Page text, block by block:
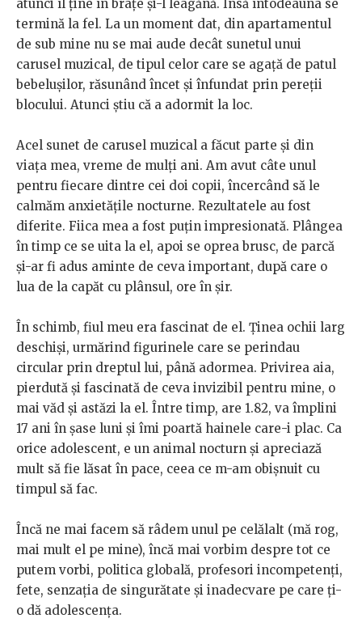
atunci îl ține în brațe și-l leagănă. Însă întodeauna se
termină la fel. La un moment dat, din apartamentul
de sub mine nu se mai aude decât sunetul unui
carusel muzical, de tipul celor care se agață de patul
bebelușilor, răsunând încet și înfundat prin pereții
blocului. Atunci știu că a adormit la loc.
Acel sunet de carusel muzical a făcut parte și din
viața mea, vreme de mulți ani. Am avut câte unul
pentru fiecare dintre cei doi copii, încercând să le
calmăm anxietățile nocturne. Rezultatele au fost
diferite. Fiica mea a fost puțin impresionată. Plângea
în timp ce se uita la el, apoi se oprea brusc, de parcă
și-ar fi adus aminte de ceva important, după care o
lua de la capăt cu plânsul, ore în șir.
În schimb, fiul meu era fascinat de el. Ținea ochii larg
deschiși, urmărind figurinele care se perindau
circular prin dreptul lui, până adormea. Privirea aia,
pierdută și fascinată de ceva invizibil pentru mine, o
mai văd și astăzi la el. Între timp, are 1.82, va împlini
17 ani în șase luni și îmi poartă hainele care-i plac. Ca
orice adolescent, e un animal nocturn și apreciază
mult să fie lăsat în pace, ceea ce m-am obișnuit cu
timpul să fac.
Încă ne mai facem să râdem unul pe celălalt (mă rog,
mai mult el pe mine), încă mai vorbim despre tot ce
putem vorbi, politica globală, profesori incompetenți,
fete, senzația de singurătate și inadecvare pe care ți-
o dă adolescența.